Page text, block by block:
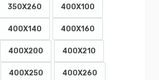
350X260 400X100
400X140 400X160
400X200 400X210
400X250 400X260